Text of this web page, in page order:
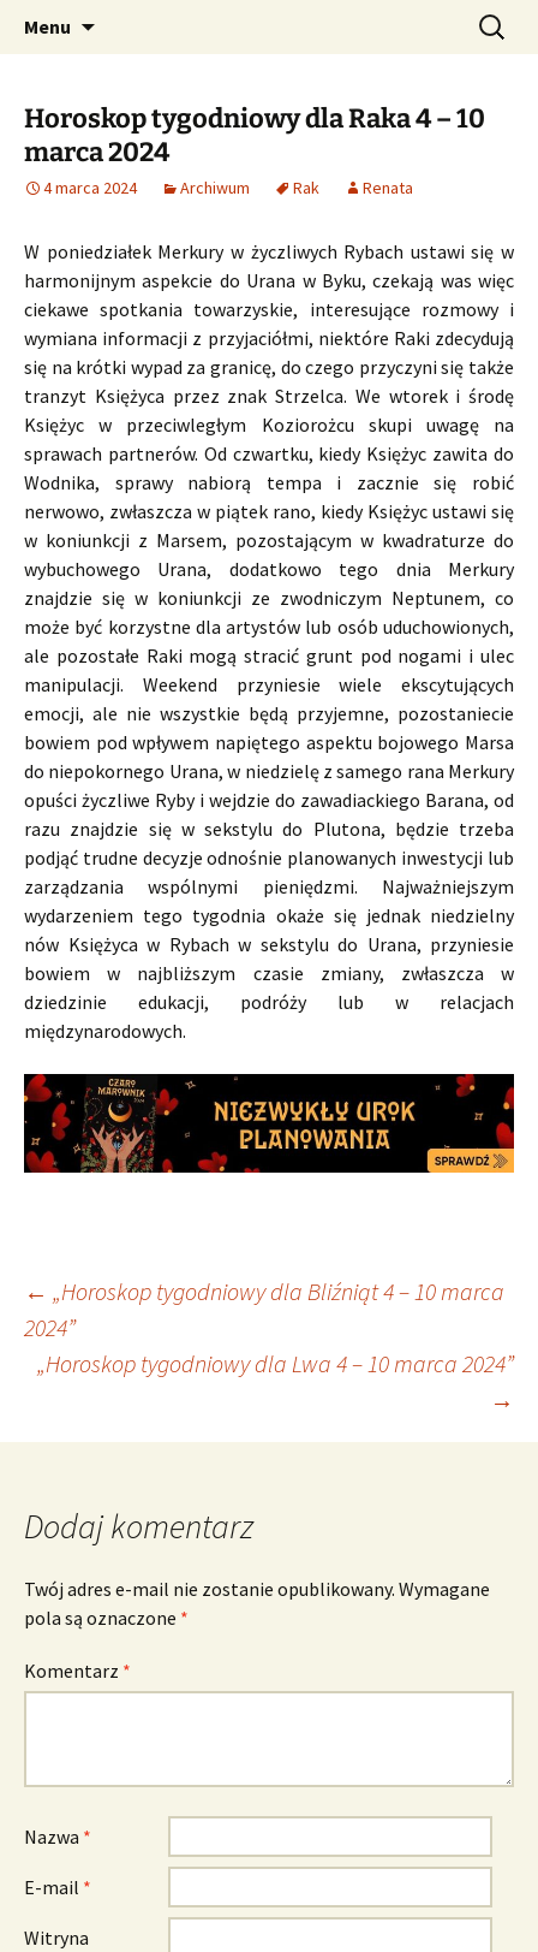
CzaroMarowy horoskop
dzienny, miesięczny i
tygodniowy
Profesjonalne przepowiednie astrologiczne
Menu Szukaj:
Horoskop tygodniowy dla Raka 4 – 10
marca 2024
4 marca 2024 Archiwum Rak Renata
W poniedziałek Merkury w życzliwych Rybach ustawi się w
harmonijnym aspekcie do Urana w Byku, czekają was więc
ciekawe spotkania towarzyskie, interesujące rozmowy i
wymiana informacji z przyjaciółmi, niektóre Raki zdecydują
się na krótki wypad za granicę, do czego przyczyni się także
tranzyt Księżyca przez znak Strzelca. We wtorek i środę
Księżyc w przeciwległym Koziorożcu skupi uwagę na
sprawach partnerów. Od czwartku, kiedy Księżyc zawita do
Wodnika, sprawy nabiorą tempa i zacznie się robić
nerwowo, zwłaszcza w piątek rano, kiedy Księżyc ustawi się
w koniunkcji z Marsem, pozostającym w kwadraturze do
wybuchowego Urana, dodatkowo tego dnia Merkury
znajdzie się w koniunkcji ze zwodniczym Neptunem, co
może być korzystne dla artystów lub osób uduchowionych,
ale pozostałe Raki mogą stracić grunt pod nogami i ulec
manipulacji. Weekend przyniesie wiele ekscytujących
emocji, ale nie wszystkie będą przyjemne, pozostaniecie
bowiem pod wpływem napiętego aspektu bojowego Marsa
do niepokornego Urana, w niedzielę z samego rana Merkury
opuści życzliwe Ryby i wejdzie do zawadiackiego Barana, od
razu znajdzie się w sekstylu do Plutona, będzie trzeba
podjąć trudne decyzje odnośnie planowanych inwestycji lub
zarządzania wspólnymi pieniędzmi. Najważniejszym
wydarzeniem tego tygodnia okaże się jednak niedzielny
nów Księżyca w Rybach w sekstylu do Urana, przyniesie
bowiem w najbliższym czasie zmiany, zwłaszcza w
dziedzinie edukacji, podróży lub w relacjach
międzynarodowych.
Nawigacja
wpisu
← „Horoskop tygodniowy dla Bliźniąt 4 – 10 marca
2024”
„Horoskop tygodniowy dla Lwa 4 – 10 marca 2024”
→
Dodaj komentarz
Twój adres e-mail nie zostanie opublikowany. Wymagane
pola są oznaczone *
Komentarz *
Nazwa *
E-mail *
Witryna